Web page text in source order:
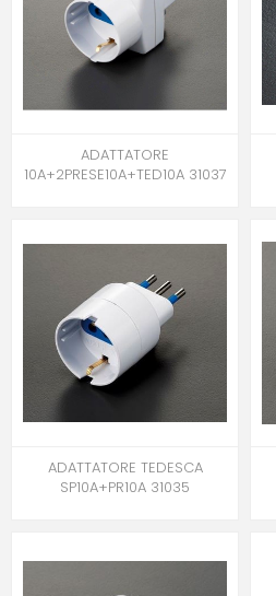
ADATTATORE
10A+2PRESE10A+TED10A 31037
ADATTATORE TEDESCA
SP10A+PR10A 31035